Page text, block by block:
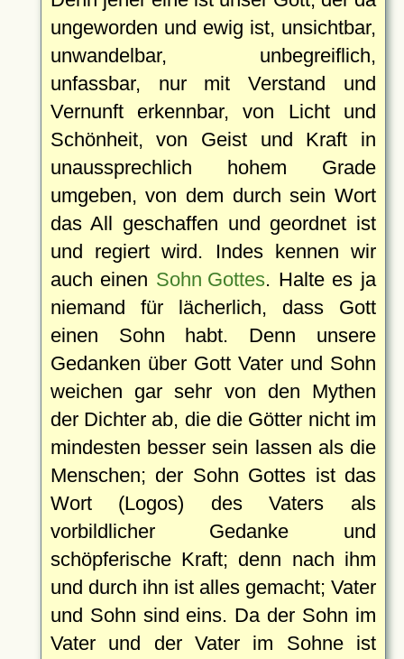
ungeworden und ewig ist, unsichtbar,
unwandelbar, unbegreiflich,
unfassbar, nur mit Verstand und
Vernunft erkennbar, von Licht und
Schönheit, von Geist und Kraft in
unaussprechlich hohem Grade
umgeben, von dem durch sein Wort
das All geschaffen und geordnet ist
und regiert wird. Indes kennen wir
auch einen Sohn Gottes. Halte es ja
niemand für lächerlich, dass Gott
einen Sohn habt. Denn unsere
Gedanken über Gott Vater und Sohn
weichen gar sehr von den Mythen
der Dichter ab, die die Götter nicht im
mindesten besser sein lassen als die
Menschen; der Sohn Gottes ist das
Wort (Logos) des Vaters als
vorbildlicher Gedanke und
schöpferische Kraft; denn nach ihm
und durch ihn ist alles gemacht; Vater
und Sohn sind eins. Da der Sohn im
Vater und der Vater im Sohne ist